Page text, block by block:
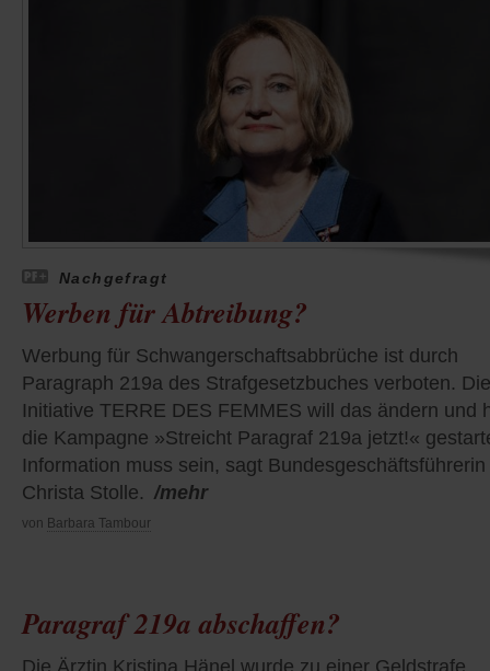
Nachgefragt
Werben für Abtreibung?
Werbung für Schwangerschaftsabbrüche ist durch
Paragraph 219a des Strafgesetzbuches verboten. Die
Initiative TERRE DES FEMMES will das ändern und
die Kampagne »Streicht Paragraf 219a jetzt!«
Information muss sein, sagt Bundesgeschäftsführerin
Christa Stolle. /mehr
von Barbara Tambour
Paragraf 219a abschaffen?
Die Ärztin Kristina Hänel wurde zu einer Geldstrafe